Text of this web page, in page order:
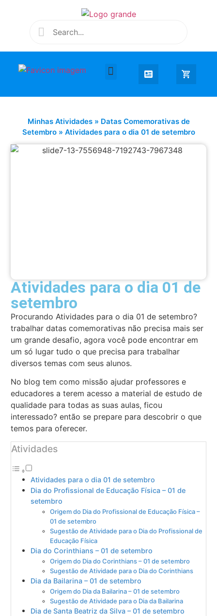
Minhas Atividades» Datas Comemorativas de
Setembro» Atividades para o dia 01 de setembro
Atividades para o dia 01 de
setembro
Procurando Atividades para o dia 01 de setembro?
trabalhar datas comemorativas não precisa mais ser
um grande desafio, agora você pode encontrar em
um só lugar tudo o que precisa para trabalhar
diversos temas com seus alunos.
No blog tem como missão ajudar professores e
educadores a terem acesso a material de estudo de
qualidade para todas as suas aulas, ficou
interessado? então se prepare para descobrir o que
temos para oferecer.
Atividades
Atividades para o dia 01 de setembro
Dia do Profissional de Educação Física – 01 de
setembro
Origem do Dia do Profissional de Educação Física –
01 de setembro
Sugestão de Atividade para o Dia do Profissional de
Educação Física
Dia do Corinthians – 01 de setembro
Origem do Dia do Corinthians – 01 de setembro
Sugestão de Atividade para o Dia do Corinthians
Dia da Bailarina – 01 de setembro
Origem do Dia da Bailarina – 01 de setembro
Sugestão de Atividade para o Dia da Bailarina
Dia de Santa Beatriz da Silva – 01 de setembro